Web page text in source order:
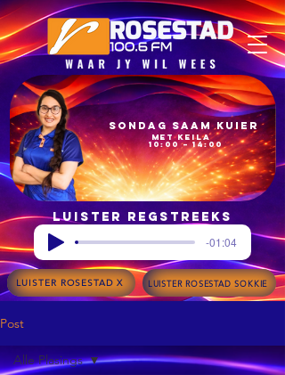
10:00 – 14:00
met Keila
Sondag Saam Kuier
Luister regstreeks
-01:04
LUISTER ROSESTAD X LUISTER ROSESTAD SOKKIE
Post
Alle Plasings